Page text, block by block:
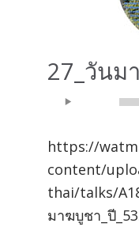
27_วันม
Audio
https://
content/
thai/talks/
มาฆบูชา_ปี